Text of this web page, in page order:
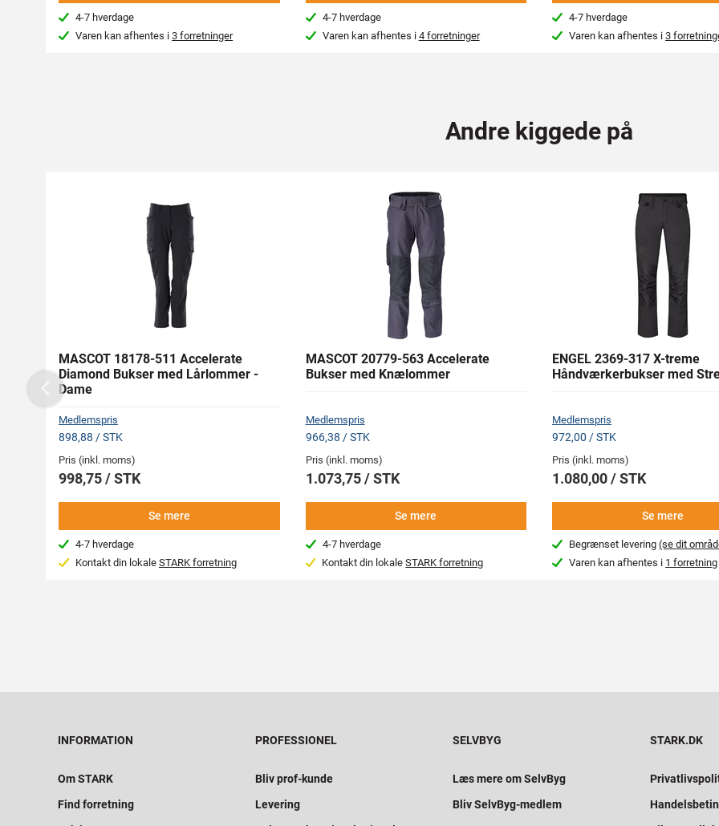
4-7 hverdage
Varen kan afhentes i3 forretninger
4-7 hverdage
Varen kan afhentes i 4 forretninger
4-7 hverdage
Varen kan afhentes i3
Andre kiggede på
MASCOT 18178-511 Accelerate
Diamond Bukser med Lårlommer -
Dame
Medlemspris
898,88 / STK
Pris (inkl. moms)
998,75 / STK
Se mere
4-7 hverdage
Kontakt din lokale STARK forretning
MASCOT 20779-563 Accelerate
Bukser med Knælommer
Medlemspris
966,38 / STK
Pris (inkl. moms)
1.073,75 / STK
Se mere
4-7 hverdage
Kontakt din lokaleSTARK forretning
ENGEL 2369-317 X-treme
Håndværkerbukser med
Medlemspris
972,00 / STK
Pris (inkl. moms)
1.080,00 / STK
Se mere
Begrænset levering(se dit
Varen kan afhentes i 1 forretning
Previous
INFORMATION
Om STARK
Find forretning
PROFESSIONEL
Bliv prof-kunde
Levering
SELVBYG
Læs mere om SelvByg
Bliv SelvByg-medlem
STARK.DK